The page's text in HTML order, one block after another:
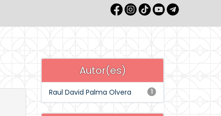
Autor(es)
1
Raul David Palma Olvera